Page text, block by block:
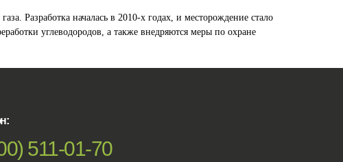
Разработка началась в 2010-х годах, и месторождение стало
углеводородов, а также внедряются меры по охране
511-01-70